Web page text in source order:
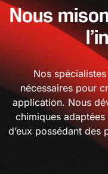
Nous
Nos
nécessaires pour
application. Nous
chimiques
d’eux possédant des